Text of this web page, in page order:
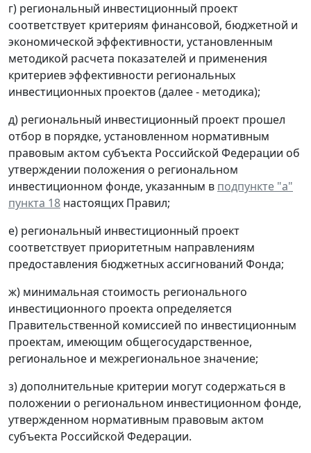
г) региональный инвестиционный проект
соответствует критериям финансовой, бюджетной и
экономической эффективности, установленным
методикой расчета показателей и применения
критериев эффективности региональных
инвестиционных проектов (далее - методика);
д) региональный инвестиционный проект прошел
отбор в порядке, установленном нормативным
правовым актом субъекта Российской Федерации об
утверждении положения о региональном
инвестиционном фонде, указанным в подпункте "а"
пункта 18 настоящих Правил;
е) региональный инвестиционный проект
соответствует приоритетным направлениям
предоставления бюджетных ассигнований Фонда;
ж) минимальная стоимость регионального
инвестиционного проекта определяется
Правительственной комиссией по инвестиционным
проектам, имеющим общегосударственное,
региональное и межрегиональное значение;
з) дополнительные критерии могут содержаться в
положении о региональном инвестиционном фонде,
утвержденном нормативным правовым актом
субъекта Российской Федерации.